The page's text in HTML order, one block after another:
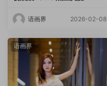
语画界 2026-02-08
语画界